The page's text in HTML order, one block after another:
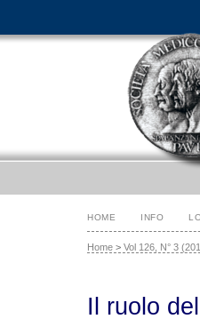
HOME INFO
Home > Vol 126, N° 3
Il ruolo